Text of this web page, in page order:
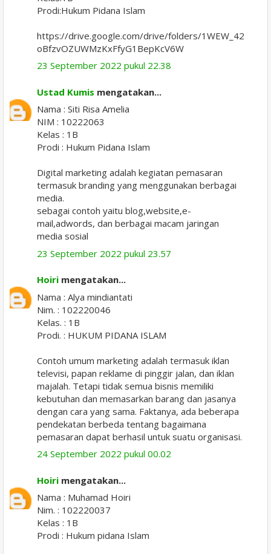
Prodi:Hukum Pidana Islam
https://drive.google.com/drive/folders/1WEW_42
oBfzvOZUWMzKxFfyG1BepKcV6W
23 September 2022 pukul 22.38
Ustad Kumis mengatakan...
Nama : Siti Risa Amelia
NIM : 10222063
Kelas : 1B
Prodi : Hukum Pidana Islam
Digital marketing adalah kegiatan pemasaran
termasuk branding yang menggunakan berbagai
media.
sebagai contoh yaitu blog,website,e-
mail,adwords, dan berbagai macam jaringan
media sosial
23 September 2022 pukul 23.57
Hoiri mengatakan...
Nama : Alya mindiantati
Nim. : 102220046
Kelas. : 1B
Prodi. : HUKUM PIDANA ISLAM
Contoh umum marketing adalah termasuk iklan
televisi, papan reklame di pinggir jalan, dan iklan
majalah. Tetapi tidak semua bisnis memiliki
kebutuhan dan memasarkan barang dan jasanya
dengan cara yang sama. Faktanya, ada beberapa
pendekatan berbeda tentang bagaimana
pemasaran dapat berhasil untuk suatu organisasi.
24 September 2022 pukul 00.02
Hoiri mengatakan...
Nama : Muhamad Hoiri
Nim. : 102220037
Kelas : 1B
Prodi : Hukum pidana Islam